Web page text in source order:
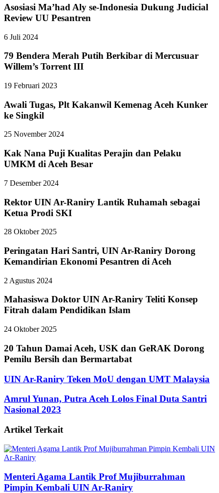
Asosiasi Ma’had Aly se-Indonesia Dukung Judicial
Review UU Pesantren
6 Juli 2024
79 Bendera Merah Putih Berkibar di Mercusuar
Willem’s Torrent III
19 Februari 2023
Awali Tugas, Plt Kakanwil Kemenag Aceh Kunker
ke Singkil
25 November 2024
Kak Nana Puji Kualitas Perajin dan Pelaku
UMKM di Aceh Besar
7 Desember 2024
Rektor UIN Ar-Raniry Lantik Ruhamah sebagai
Ketua Prodi SKI
28 Oktober 2025
Peringatan Hari Santri, UIN Ar-Raniry Dorong
Kemandirian Ekonomi Pesantren di Aceh
2 Agustus 2024
Mahasiswa Doktor UIN Ar-Raniry Teliti Konsep
Fitrah dalam Pendidikan Islam
24 Oktober 2025
20 Tahun Damai Aceh, USK dan GeRAK Dorong
Pemilu Bersih dan Bermartabat
UIN Ar-Raniry Teken MoU dengan UMT Malaysia
Amrul Yunan, Putra Aceh Lolos Final Duta Santri
Nasional 2023
Artikel Terkait
Menteri Agama Lantik Prof Mujiburrahman
Pimpin Kembali UIN Ar-Raniry